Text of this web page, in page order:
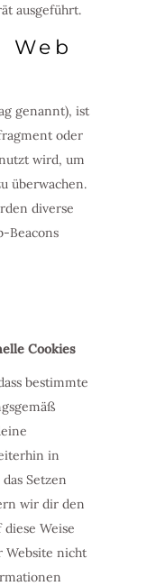
ausgeführt.
Web
genannt), ist
oder
wird, um
überwachen.
diverse
Beacons
Cookies
bestimmte
in
Setzen
wir dir den
Weise
Website nicht